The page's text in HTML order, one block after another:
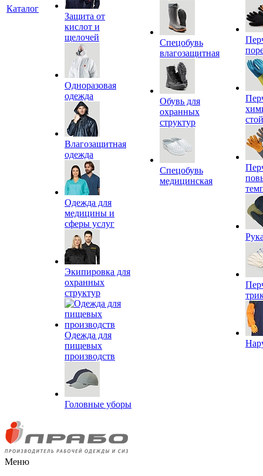
Каталог
Защита от
кислот и
щелочей
Одноразовая
одежда
Влагозащитная
одежда
Одежда для
медицины и
сферы услуг
Экипировка для
охранных
структур
Одежда для
пищевых
производств
Головные уборы
Спецобувь
влагозащитная
Обувь для
охранных
структур
Спецобувь
медицинская
Меню